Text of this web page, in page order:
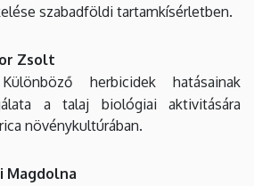
szabadföldi tartamkísérletben.
Zsolt
Különböző herbicidek hatásainak
a talaj biológiai aktivitására
növénykultúrában.
Magdolna